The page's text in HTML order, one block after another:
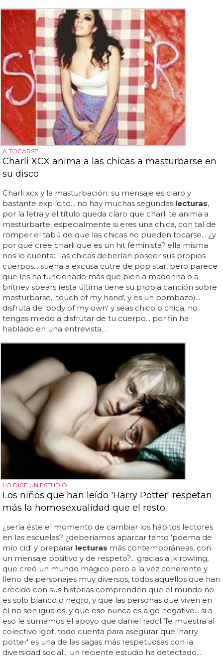
A TOCARSE
Charli XCX anima a las chicas a masturbarse en
su disco
Charli xcx y la masturbación: su mensaje es claro y
bastante explícito... no hay muchas segundas lecturas,
por la letra y el título queda claro que charli te anima a
masturbarte, especialmente si eres una chica, con tal de
romper el tabú de que las chicas no pueden tocarse... ¿y
por qué cree charli que es un hit feminista? ella misma
nos lo cuenta: "las chicas deberían poseer sus propios
cuerpos... suena a excusa cutre de pop star, pero parece
que les ha funcionado más que bien a madonna o a
britney spears (esta última tiene su propia canción sobre
masturbarse, 'touch of my hand', y es un bombazo)...
disfruta de 'body of my own' y seas chico o chica, no
tengas miedo a disfrutar de tu cuerpo... por fin ha
hablado en una entrevista...
LO DICE UN ESTUDIO
Los niños que han leído 'Harry Potter' respetan
más la homosexualidad que el resto
¿sería éste el momento de cambiar los hábitos lectores
en las escuelas? ¿deberíamos aparcar tanto 'poema de
mío cid' y preparar lecturas más contemporáneas, con
un mensaje positivo y de respeto?... gracias a jk rowling,
que creó un mundo mágico pero a la vez coherente y
lleno de personajes muy diversos, todos aquellos que han
crecido con sus historias comprenden que el mundo no
es solo blanco o negro, y que las personas que viven en
él no son iguales, y que eso nunca es algo negativo... si a
eso le sumamos el apoyo que daniel radcliffe muestra al
colectivo lgbt, todo cuenta para asegurar que 'harry
potter' es una de las sagas más respetuosas con la
diversidad social... un reciente estudio ha detectado...